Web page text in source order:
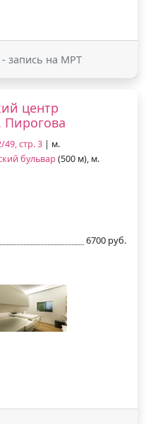
- запись на МРТ
центр
49, стр. 3 | м.
бульвар (500 м), м.
6700 руб.